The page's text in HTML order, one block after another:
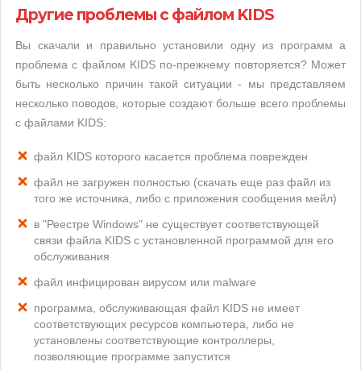
Другие проблемы с файлом KIDS
Вы скачали и правильно установили одну из программ а
проблема с файлом KIDS по-прежнему повторяется? Может
быть несколько причин такой ситуации - мы представляем
несколько поводов, которые создают больше всего проблемы
с файлами KIDS:
файл KIDS которого касается проблема поврежден
файл не загружен полностью (скачать еще раз файл из
того же источника, либо с приложения сообщения мейл)
в "Реестре Windows" не существует соответствующей
связи файла KIDS с установленной программой для его
обслуживания
файл инфицирован вирусом или malware
программа, обслуживающая файл KIDS не имеет
соответствующих ресурсов компьютера, либо не
установлены соответствующие контроллеры,
позволяющие программе запустится